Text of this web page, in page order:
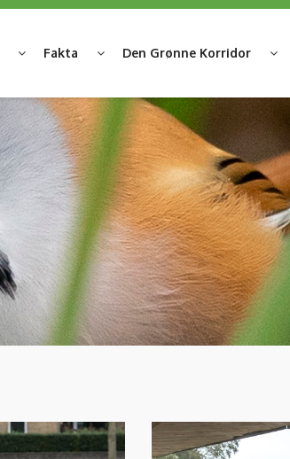
Fakta Den Grønne Korridor